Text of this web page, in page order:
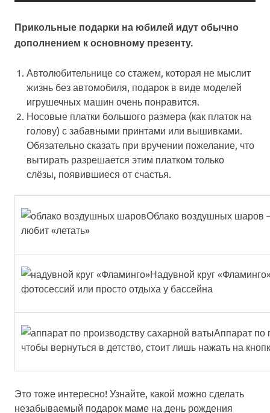
Прикольные подарки на юбилей идут обычно
дополнением к основному презенту.
Автолюбительнице со стажем, которая не мыслит
жизнь без автомобиля, подарок в виде моделей
игрушечных машин очень понравится.
Носовые платки большого размера (как платок на
голову) с забавными принтами или вышивками.
Обязательно сказать при вручении пожелание, что
вытирать разрешается этим платком только
слёзы, появившиеся от счастья.
Облако воздушных шаров –
любит «летать»
Надувной круг
фотосессий или просто отдыха у бассейна
Аппарат по
чтобы вернуться в детство, стоит лишь нажать на
Это тоже интересно! Узнайте, какой можно сделать
незабываемый подарок маме на день рождения